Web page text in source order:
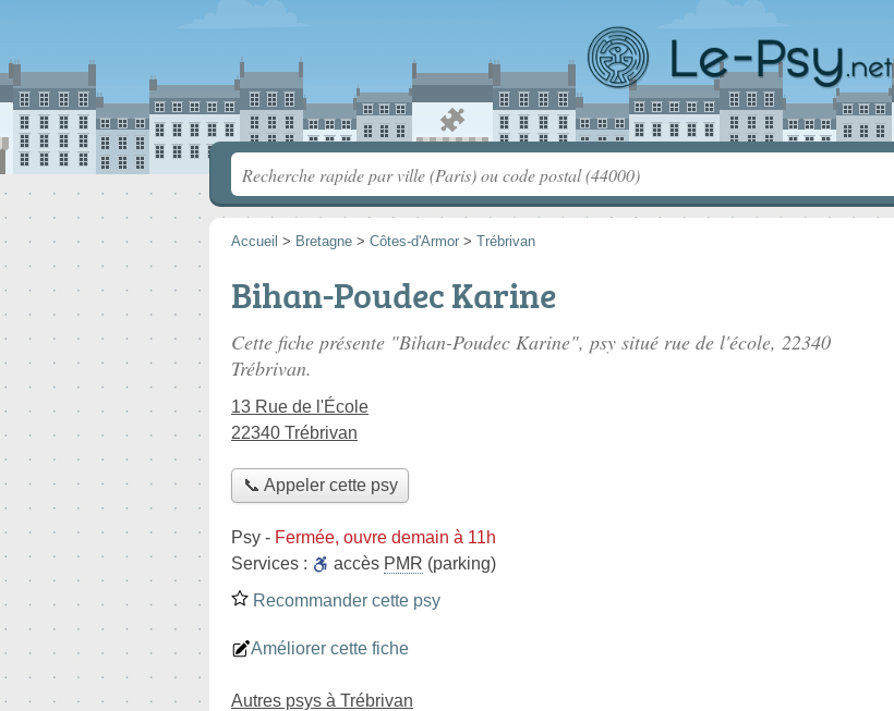
Accueil > Bretagne > Côtes-d'Armor > Trébrivan
Bihan-Poudec Karine
Cette fiche présente "Bihan-Poudec Karine", psy situé rue de l'école, 22340
Trébrivan.
13 Rue de l'École
22340 Trébrivan
📞 Appeler cette psy
Psy - Fermée, ouvre demain à 11h
Services :
accès PMR (parking)
Recommander cette psy
Améliorer cette fiche
Autres psys à Trébrivan